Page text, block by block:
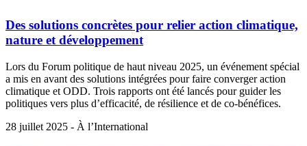
Des solutions concrètes pour relier action climatique,
nature et développement
Lors du Forum politique de haut niveau 2025, un événement spécial
a mis en avant des solutions intégrées pour faire converger action
climatique et ODD. Trois rapports ont été lancés pour guider les
politiques vers plus d’efficacité, de résilience et de co-bénéfices.
28 juillet 2025 - À l’International